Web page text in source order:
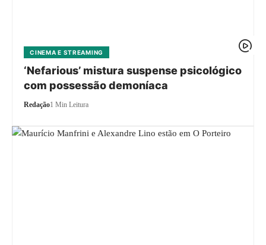
CINEMA E STREAMING
‘Nefarious’ mistura suspense psicológico
com possessão demoníaca
Redação1 Min Leitura